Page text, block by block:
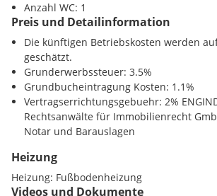
Der Vermittler ist als Doppelmakler tätig.
Universität <500m
Höhere Schule <1000m
Nahversorgung
Supermarkt <250m
Bäckerei <250m
Einkaufszentrum <1000m
Verkehr
Bahnhof <750m
Autobahnanschluss <4000m
Anzahl WC: 1
Preis und Detailinformation
Die künftigen Betriebskosten werden
geschätzt.
Grunderwerbssteuer: 3.5%
Grundbucheintragung Kosten: 1.1%
Vertragserrichtungsgebuehr: 2%
Rechtsanwälte für Immobilienrecht
Notar und Barauslagen
Heizung
Heizung: Fußbodenheizung
Videos und Dokumente